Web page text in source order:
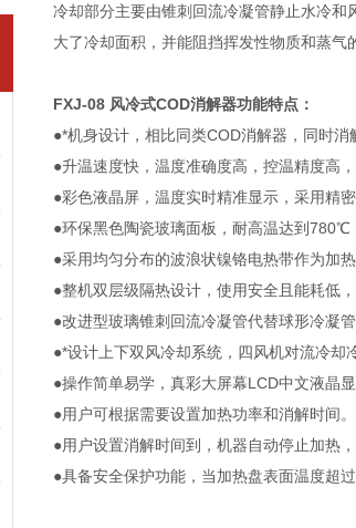
冷却部分主要由锥刺回流冷凝管静止水冷
大了冷却面积，并能阻挡挥发性物质和蒸气
FXJ-08 风冷式COD消解器功能特点：
●*机身设计，相比同类COD消解器，同时消
●升温速度快，温度准确度高，控温精度高
●彩色液晶屏，温度实时精准显示，采用精
●环保黑色陶瓷玻璃面板，耐高温达到780℃
●采用均匀分布的波浪状镍铬电热带作为加
●整机双层级隔热设计，使用安全且能耗低，
●改进型玻璃锥刺回流冷凝管代替球形冷凝
●*设计上下双风冷却系统，四风机对流冷却
●操作简单易学，真彩大屏幕LCD中文液晶
●用户可根据需要设置加热功率和消解时间。
●用户设置消解时间到，机器自动停止加热
●具备安全保护功能，当加热盘表面温度超